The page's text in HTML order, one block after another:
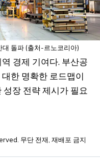
돌파 (출처-르노코리아)
경제 기여다. 부산공
한 명확한 로드맵이
장 전략 제시가 필요
무단 전재, 재배포 금지